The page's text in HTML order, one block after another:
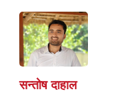
सन्तोष दाहाल